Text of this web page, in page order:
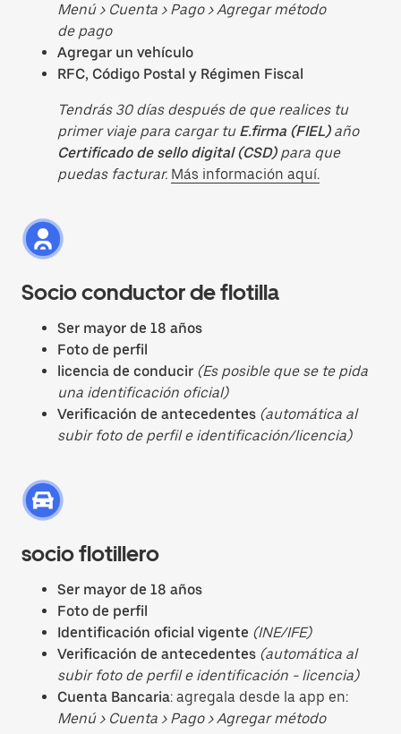
Menú > Cuenta > Pago > Agregar método
de pago
Agregar un vehículo
RFC, Código Postal y Régimen Fiscal
Tendrás 30 días después de que realices tu
primer viaje para cargar tu E.firma (FIEL)año
Certificado de sello digital (CSD)para que
puedas facturar. Más información aquí.
Socio conductor de flotilla
Ser mayor de 18 años
Foto de perfil
licencia de conducir (Es posible que se te pida
una identificación oficial)
Verificación de antecedentes (automática al
subir foto de perfil e identificación/licencia)
socio flotillero
Ser mayor de 18 años
Foto de perfil
Identificación oficial vigente (INE/IFE)
Verificación de antecedentes (automática al
subir foto de perfil e identificación - licencia)
Cuenta Bancaria: agregala desde la app en:
Menú > Cuenta > Pago > Agregar método